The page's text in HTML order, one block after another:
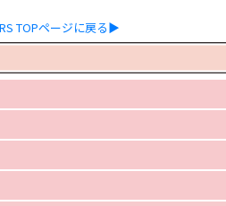
TOPページに戻る▶